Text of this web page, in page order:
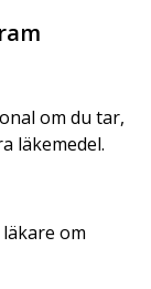
om du tar,
läkemedel.
om